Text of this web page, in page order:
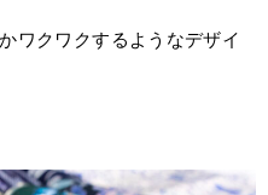
ワクワクするようなデザイ